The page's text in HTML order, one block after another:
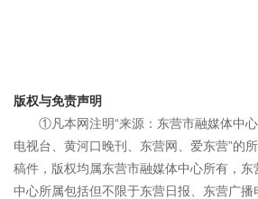
版权与免责声明
①凡本网注明“来源：东营市融媒体中
电视台、黄河口晚刊、东营网、爱东营”的
稿件，版权均属东营市融媒体中心所有，
中心所属包括但不限于东营日报、东营广播